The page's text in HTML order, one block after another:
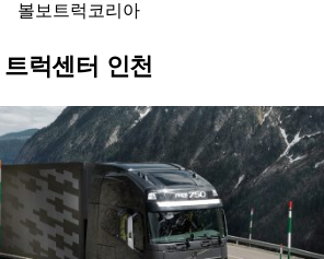
볼보트럭코리아
트럭센터 인천